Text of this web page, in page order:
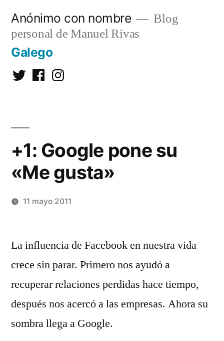
contenido
Anónimo con nombre
Blog
personal de Manuel Rivas
Galego
TwitterFacebookInstagram
+1: Google pone su
«Me gusta»
Álvarez
11 mayo 2011
en
pone
su
La influencia de Facebook en nuestra vida
crece sin parar. Primero nos ayudó a
recuperar relaciones perdidas hace tiempo,
después nos acercó a las empresas. Ahora su
sombra llega a Google.